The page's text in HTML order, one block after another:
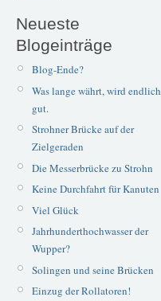
Neueste
Blogeinträge
Blog-Ende?
Was lange währt, wird endlich
gut.
Strohner Brücke auf der
Zielgeraden
Die Messerbrücke zu Strohn
Keine Durchfahrt für Kanuten
Viel Glück
Jahrhunderthochwasser der
Wupper?
Solingen und seine Brücken
Einzug der Rollatoren!